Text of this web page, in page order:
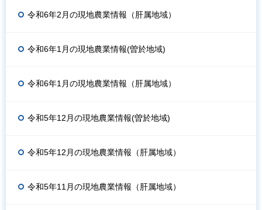
令和6年2月の現地農業情報（肝属地域）
令和6年1月の現地農業情報(曽於地域)
令和6年1月の現地農業情報（肝属地域）
令和5年12月の現地農業情報(曽於地域)
令和5年12月の現地農業情報（肝属地域）
令和5年11月の現地農業情報（肝属地域）